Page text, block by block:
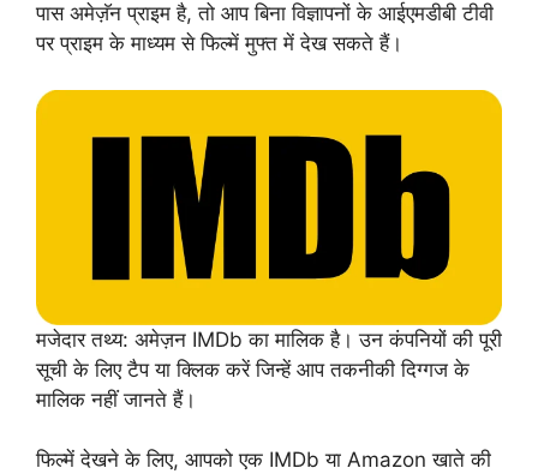
पास अमेज़ॅन प्राइम है, तो आप बिना विज्ञापनों के आईएमडीबी टीवी
पर प्राइम के माध्यम से फिल्में मुफ्त में देख सकते हैं।
मजेदार तथ्य: अमेज़न IMDb का मालिक है। उन कंपनियों की पूरी
सूची के लिए टैप या क्लिक करें जिन्हें आप तकनीकी दिग्गज के
मालिक नहीं जानते हैं।
फिल्में देखने के लिए, आपको एक IMDb या Amazon खाते की